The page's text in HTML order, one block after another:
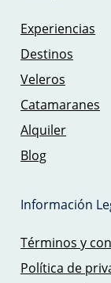
Experiencias
Destinos
Veleros
Catamaranes
Alquiler
Blog
Información
Términos y
Política de